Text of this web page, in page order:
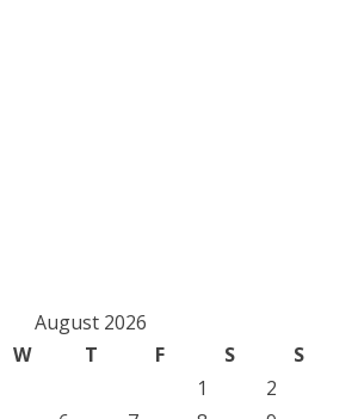
August 2026
W T F S
S
1
2